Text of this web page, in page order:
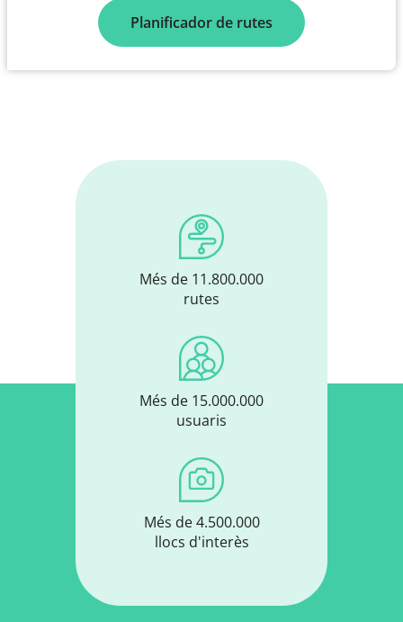
Planificador de rutes
Més de 11.800.000
rutes
Més de 15.000.000
usuaris
Més de 4.500.000
llocs d'interès